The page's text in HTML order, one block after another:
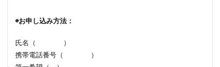
◉お申し込み方法：
氏名（ ）
携帯電話番号（ ）